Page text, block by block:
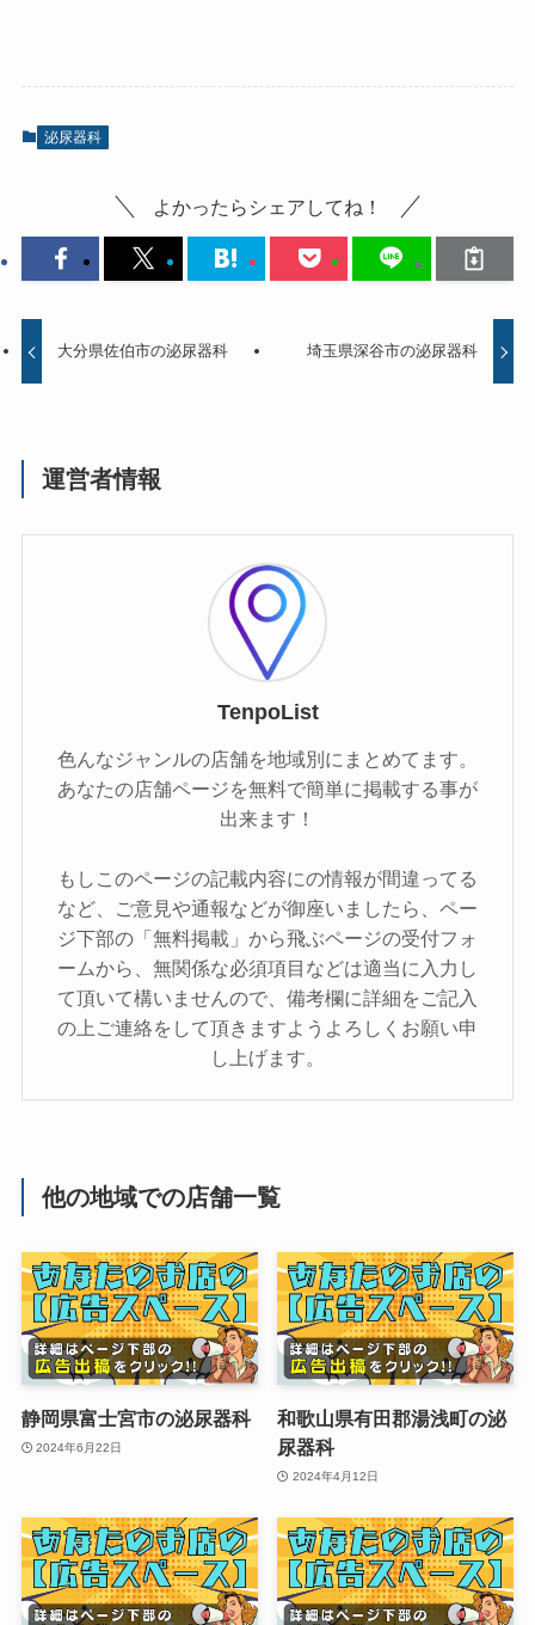
泌尿器科
よかったらシェアしてね！
大分県佐伯市の泌尿器科 埼玉県深谷市の泌尿器科
運営者情報
TenpoList
色んなジャンルの店舗を地域別にまとめてます。
あなたの店舗ページを無料で簡単に掲載する事が
出来ます！
もしこのページの記載内容にの情報が間違ってる
など、ご意見や通報などが御座いましたら、ペー
ジ下部の「無料掲載」から飛ぶページの受付フォ
ームから、無関係な必須項目などは適当に入力し
て頂いて構いませんので、備考欄に詳細をご記入
の上ご連絡をして頂きますようよろしくお願い申
し上げます。
他の地域での店舗一覧
静岡県富士宮市の泌尿器科
2024年6月22日
和歌山県有田郡湯浅町の泌
尿器科
2024年4月12日